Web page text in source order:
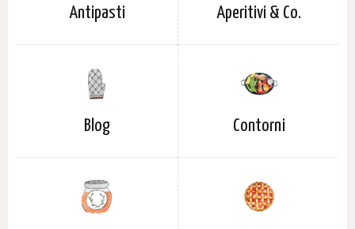
Antipasti Aperitivi & Co.
Blog Contorni